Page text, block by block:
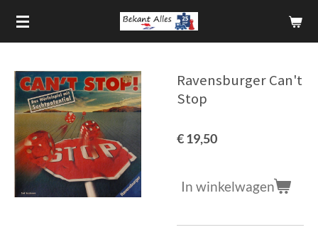
Ga
direct
hoofdinhoud
Ravensburger Can't
Stop
€ 19,50
In winkelwagen